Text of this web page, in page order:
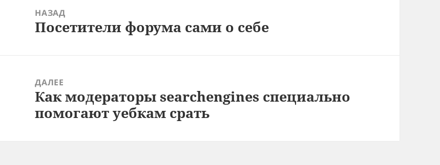
записям
НАЗАД
Предыдущая
Посетители форума сами о себе
ДАЛЕЕ
Следующая
запись:
Как модераторы searchengines специально
помогают уебкам срать